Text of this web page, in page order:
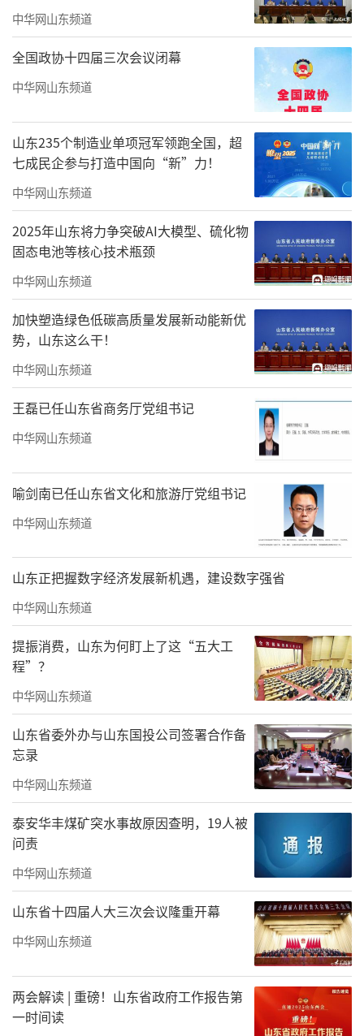
中华网山东频道
全国政协十四届三次会议闭幕
中华网山东频道
山东235个制造业单项冠军领跑全国，超
七成民企参与打造中国向“新”力！
中华网山东频道
2025年山东将力争突破AI大模型、硫化物
固态电池等核心技术瓶颈
中华网山东频道
加快塑造绿色低碳高质量发展新动能新优
势，山东这么干！
中华网山东频道
王磊已任山东省商务厅党组书记
中华网山东频道
喻剑南已任山东省文化和旅游厅党组书记
中华网山东频道
山东正把握数字经济发展新机遇，建设数字强省
中华网山东频道
提振消费，山东为何盯上了这“五大工
程”？
中华网山东频道
山东省委外办与山东国投公司签署合作备
忘录
中华网山东频道
泰安华丰煤矿突水事故原因查明，19人被
问责
中华网山东频道
山东省十四届人大三次会议隆重开幕
中华网山东频道
两会解读 | 重磅！山东省政府工作报告第
一时间读